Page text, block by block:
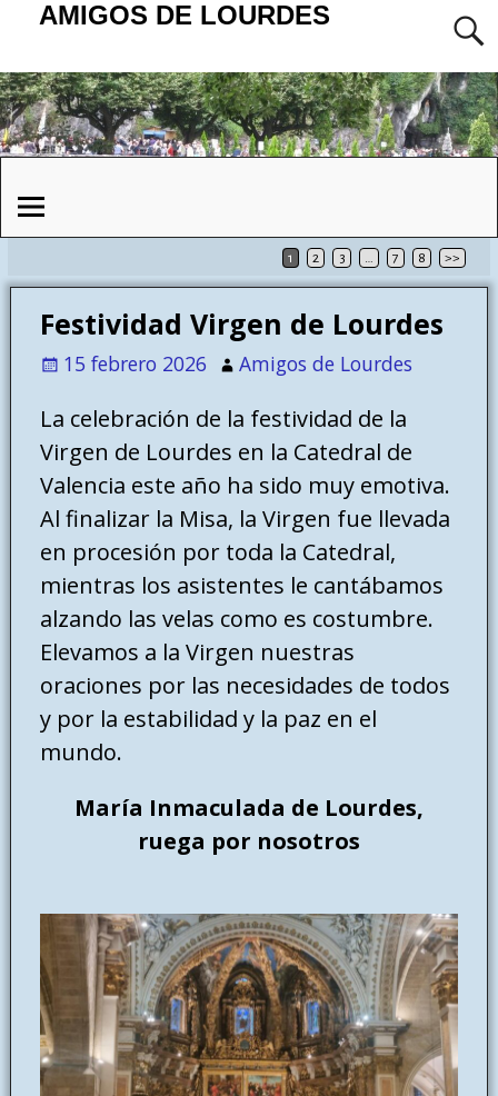
AMIGOS DE LOURDES
1 2 3 … 7 8 >>
Festividad Virgen de Lourdes
15 febrero 2026 Amigos de Lourdes
La celebración de la festividad de la
Virgen de Lourdes en la Catedral de
Valencia este año ha sido muy emotiva.
Al finalizar la Misa, la Virgen fue llevada
en procesión por toda la Catedral,
mientras los asistentes le cantábamos
alzando las velas como es costumbre.
Elevamos a la Virgen nuestras
oraciones por las necesidades de todos
y por la estabilidad y la paz en el
mundo.
María Inmaculada de Lourdes,
ruega por nosotros